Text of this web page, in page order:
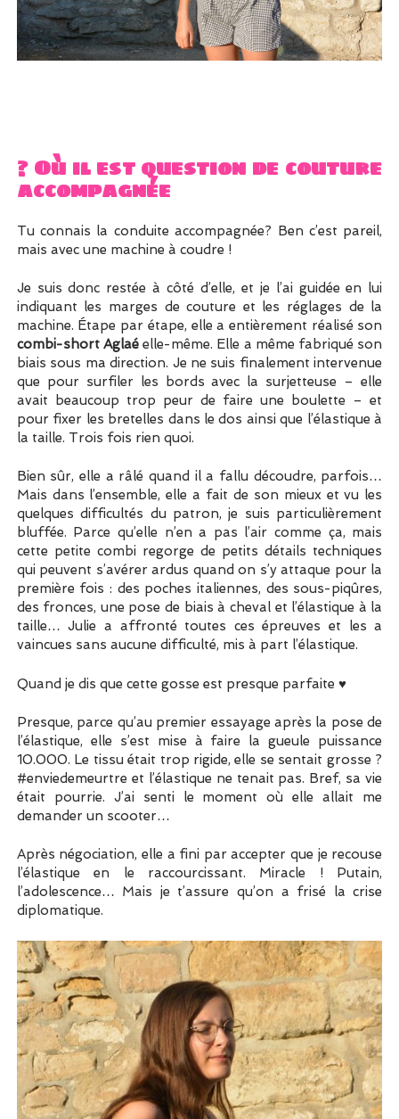
? Où il est question de couture
accompagnée
Tu connais la conduite accompagnée? Ben c’est pareil,
mais avec une machine à coudre !
Je suis donc restée à côté d’elle, et je l’ai guidée en lui
indiquant les marges de couture et les réglages de la
machine. Étape par étape, elle a entièrement réalisé son
combi-short Aglaéelle-même. Elle a même fabriqué son
biais sous ma direction. Je ne suis finalement intervenue
que pour surfiler les bords avec la surjetteuse – elle
avait beaucoup trop peur de faire une boulette – et
pour fixer les bretelles dans le dos ainsi que l’élastique à
la taille. Trois fois rien quoi.
Bien sûr, elle a râlé quand il a fallu découdre, parfois…
Mais dans l’ensemble, elle a fait de son mieux et vu les
quelques difficultés du patron, je suis particulièrement
bluffée. Parce qu’elle n’en a pas l’air comme ça, mais
cette petite combi regorge de petits détails techniques
qui peuvent s’avérer ardus quand on s’y attaque pour la
première fois : des poches italiennes, des sous-piqûres,
des fronces, une pose de biais à cheval et l’élastique à la
taille… Julie a affronté toutes ces épreuves et les a
vaincues sans aucune difficulté, mis à part l’élastique.
Quand je dis que cette gosse est presque parfaite ♥
Presque, parce qu’au premier essayage après la pose de
l’élastique, elle s’est mise à faire la gueule puissance
10.000. Le tissu était trop rigide, elle se sentait grosse ?
#enviedemeurtre et l’élastique ne tenait pas. Bref, sa vie
était pourrie. J’ai senti le moment où elle allait me
demander un scooter…
Après négociation, elle a fini par accepter que je recouse
l’élastique en le raccourcissant. Miracle ! Putain,
l’adolescence… Mais je t’assure qu’on a frisé la crise
diplomatique.